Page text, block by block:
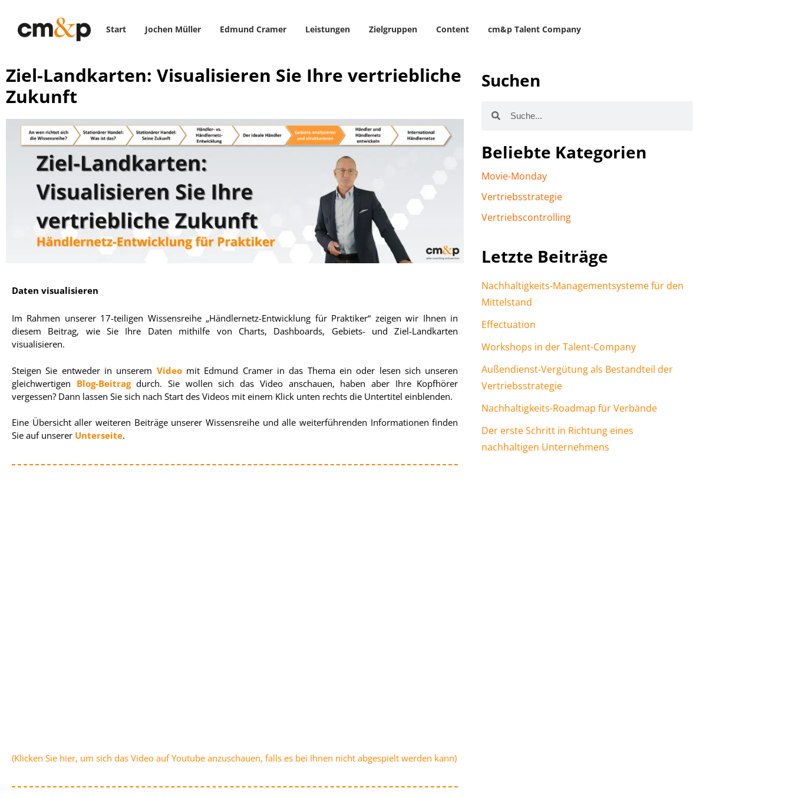
Start Jochen Müller Edmund Cramer Leistungen Zielgruppen Content cm&p Talent Company
Ziel-Landkarten: Visualisieren Sie Ihre vertriebliche
Zukunft
Daten visualisieren
Im Rahmen unserer 17-teiligen Wissensreihe „Händlernetz-Entwicklung für Praktiker“ zeigen wir Ihnen in
diesem Beitrag, wie Sie Ihre Daten mithilfe von Charts, Dashboards, Gebiets- und Ziel-Landkarten
visualisieren.
Steigen Sie entweder in unserem Videomit Edmund Cramer in das Thema ein oder lesen sich unseren
gleichwertigen Blog-Beitragdurch. Sie wollen sich das Video anschauen, haben aber Ihre Kopfhörer
vergessen? Dann lassen Sie sich nach Start des Videos mit einem Klick unten rechts die Untertitel einblenden.
Eine Übersicht aller weiteren Beiträge unserer Wissensreihe und alle weiterführenden Informationen finden
Sie auf unserer Unterseite.
(Klicken Sie hier, um sich das Video auf Youtube anzuschauen, falls es bei Ihnen nicht abgespielt werden kann)
Suchen
Beliebte Kategorien
Movie-Monday
Vertriebsstrategie
Vertriebscontrolling
Letzte Beiträge
Nachhaltigkeits-Managementsysteme für den
Mittelstand
Effectuation
Workshops in der Talent-Company
Außendienst-Vergütung als Bestandteil der
Vertriebsstrategie
Nachhaltigkeits-Roadmap für Verbände
Der erste Schritt in Richtung eines
nachhaltigen Unternehmens